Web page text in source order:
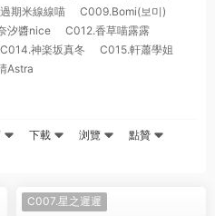
期米線線喵
C009.Bomi(보미)
汐醬nice
C012.香草喵露露
C014.神楽坂真冬
C015.軒蕭學姐
Astra
下載 浏覽
點贊
C007.星之遲遲